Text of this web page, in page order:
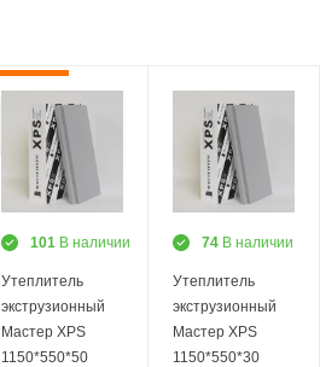
101 В наличии
Утеплитель
экструзионный
Мастер XPS
1150*550*50
74 В наличии
Утеплитель
экструзионный
Мастер XPS
1150*550*30